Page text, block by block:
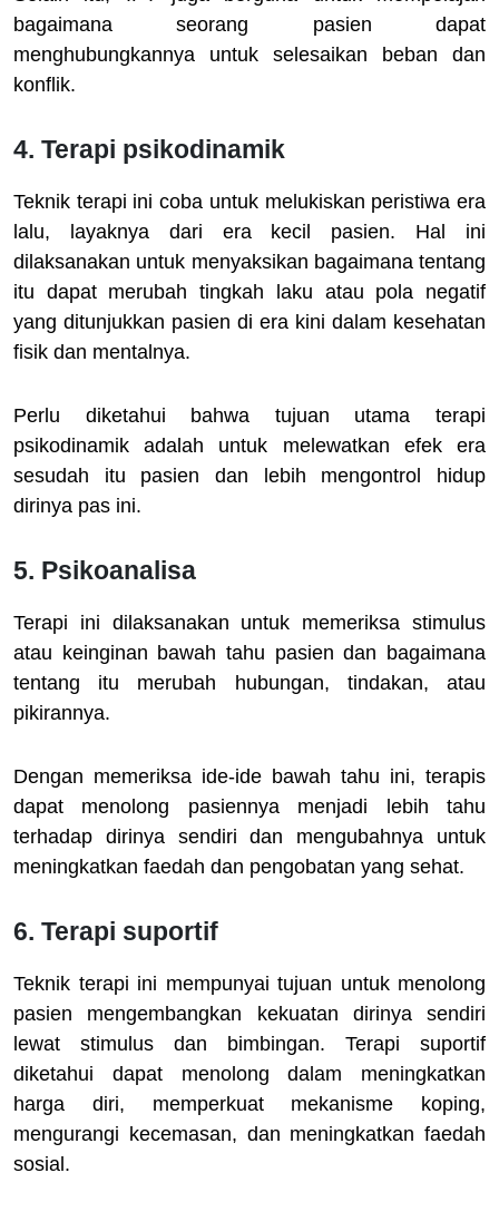
bagaimana seorang pasien dapat
menghubungkannya untuk selesaikan beban dan
konflik.
4. Terapi psikodinamik
Teknik terapi ini coba untuk melukiskan peristiwa era
lalu, layaknya dari era kecil pasien. Hal ini
dilaksanakan untuk menyaksikan bagaimana tentang
itu dapat merubah tingkah laku atau pola negatif
yang ditunjukkan pasien di era kini dalam kesehatan
fisik dan mentalnya.
Perlu diketahui bahwa tujuan utama terapi
psikodinamik adalah untuk melewatkan efek era
sesudah itu pasien dan lebih mengontrol hidup
dirinya pas ini.
5. Psikoanalisa
Terapi ini dilaksanakan untuk memeriksa stimulus
atau keinginan bawah tahu pasien dan bagaimana
tentang itu merubah hubungan, tindakan, atau
pikirannya.
Dengan memeriksa ide-ide bawah tahu ini, terapis
dapat menolong pasiennya menjadi lebih tahu
terhadap dirinya sendiri dan mengubahnya untuk
meningkatkan faedah dan pengobatan yang sehat.
6. Terapi suportif
Teknik terapi ini mempunyai tujuan untuk menolong
pasien mengembangkan kekuatan dirinya sendiri
lewat stimulus dan bimbingan. Terapi suportif
diketahui dapat menolong dalam meningkatkan
harga diri, memperkuat mekanisme koping,
mengurangi kecemasan, dan meningkatkan faedah
sosial.